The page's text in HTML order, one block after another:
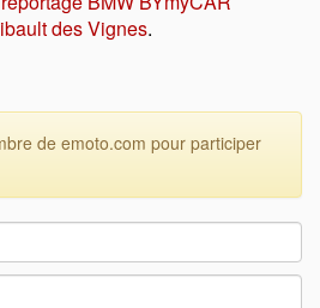
des Vignes.
de emoto.com pour participer